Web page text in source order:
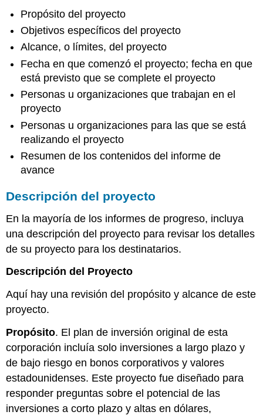
Propósito del proyecto
Objetivos específicos del proyecto
Alcance, o límites, del proyecto
Fecha en que comenzó el proyecto; fecha en que
está previsto que se complete el proyecto
Personas u organizaciones que trabajan en el
proyecto
Personas u organizaciones para las que se está
realizando el proyecto
Resumen de los contenidos del informe de
avance
Descripción del proyecto
En la mayoría de los informes de progreso, incluya
una descripción del proyecto para revisar los detalles
de su proyecto para los destinatarios.
Descripción del Proyecto
Aquí hay una revisión del propósito y alcance de este
proyecto.
Propósito. El plan de inversión original de esta
corporación incluía solo inversiones a largo plazo y
de bajo riesgo en bonos corporativos y valores
estadounidenses. Este proyecto fue diseñado para
responder preguntas sobre el potencial de las
inversiones a corto plazo y altas en dólares,